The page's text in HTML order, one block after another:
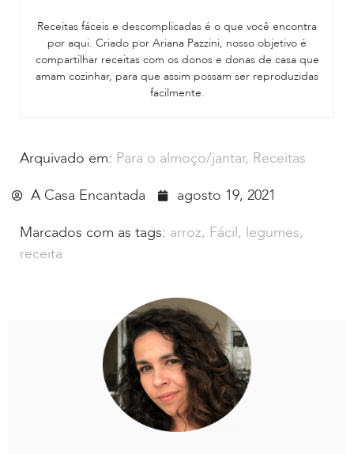
Receitas fáceis e descomplicadas é o que você encontra
por aqui. Criado por Ariana Pazzini, nosso objetivo é
compartilhar receitas com os donos e donas de casa que
amam cozinhar, para que assim possam ser reproduzidas
facilmente.
Arquivado em: Para o almoço/jantar, Receitas
A Casa Encantada
agosto 19, 2021
Marcados com as tags: arroz, Fácil, legumes,
receita